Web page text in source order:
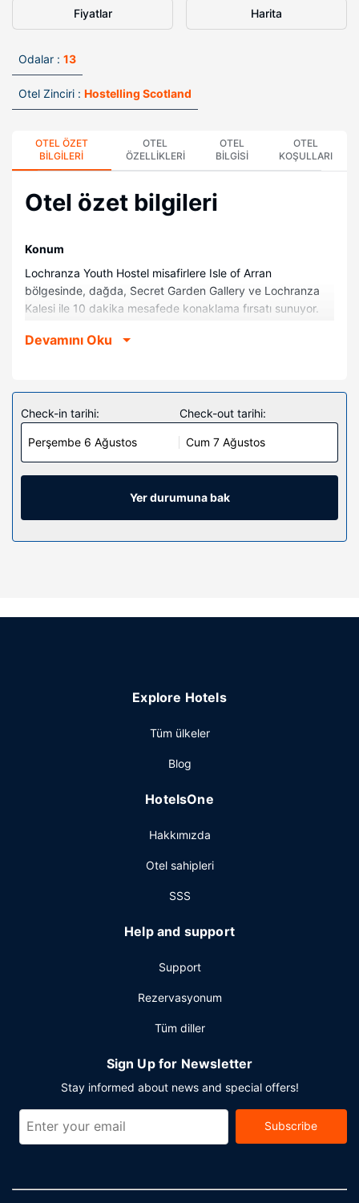
Fiyatlar Harita
Odalar : 13
Otel Zinciri : Hostelling Scotland
OTEL ÖZET
BILGILERI
OTEL
ÖZELLIKLERI
OTEL
BILGISI
OTEL
KOŞULLARI
Otel özet bilgileri
Konum
Lochranza Youth Hostel misafirlere Isle of Arran
bölgesinde, dağda, Secret Garden Gallery ve Lochranza
Kalesi ile 10 dakika mesafede konaklama fırsatı sunuyor.
of Arran Distillery ile 0,7 mi (1,1 km) mesafede.
13 oda mevcuttur. Yemeklerinizi ortak/genel mutfakta
hazırlayın. Banyolarda duş kabini vardır.
odası ve bisiklet saklama alanı mevcuttur.
Misafirlere her gün 07.30 ve 9 arasında ücretli self servis
kahvaltı servisi yapılmaktadır.
Devamını Oku
Check-in tarihi:
Perşembe 6 Ağustos
Check-out tarihi:
Cum 7 Ağustos
Yer durumuna bak
Explore Hotels
Tüm ülkeler
Blog
HotelsOne
Hakkımızda
Otel sahipleri
SSS
Help and support
Support
Rezervasyonum
Tüm diller
Sign Up for Newsletter
Stay informed about news and special offers!
Subscribe